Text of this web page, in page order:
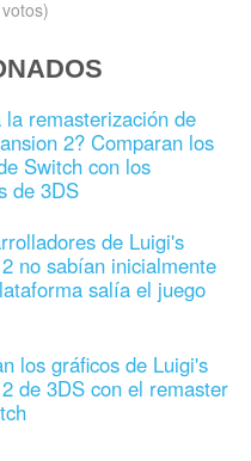
votos)
la remasterización de
2? Comparan los
Switch con los
de 3DS
de Luigi's
no sabían inicialmente
salía el juego
los gráficos de Luigi's
de 3DS con el remaster